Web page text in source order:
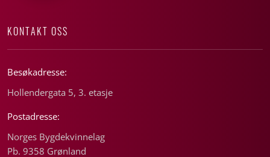
KONTAKT OSS
Besøkadresse:
Hollendergata 5, 3. etasje
Postadresse:
Norges Bygdekvinnelag
Pb. 9358 Grønland